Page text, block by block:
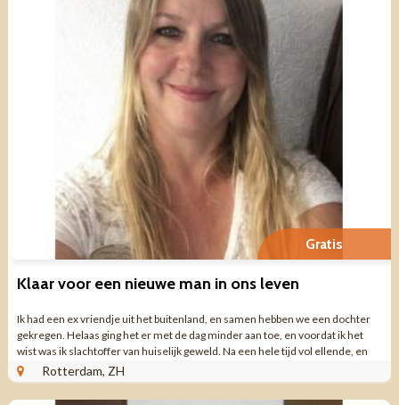
Gratis
Klaar voor een nieuwe man in ons leven
Ik had een ex vriendje uit het buitenland, en samen hebben we een dochter
gekregen. Helaas ging het er met de dag minder aan toe, en voordat ik het
wist was ik slachtoffer van huiselijk geweld. Na een hele tijd vol ellende, en
elke dag ...Rotterdam, ZH